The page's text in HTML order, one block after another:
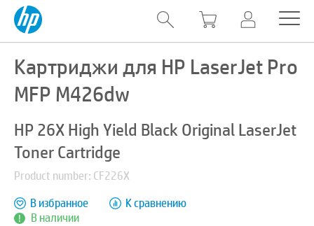
Картриджи для HP LaserJet Pro
MFP M426dw
HP 26X High Yield Black Original LaserJet
Toner Cartridge
Product number: CF226X
В наличии
В избранное К сравнению